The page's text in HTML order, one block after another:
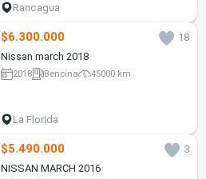
Rancagua
$6.300.000
18
Nissan march 2018
2018 Bencina 45000 km
La Florida
$5.490.000
3
NISSAN MARCH 2016